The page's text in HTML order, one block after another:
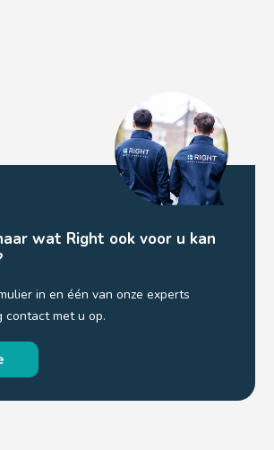
wat Right ook voor u kan
in en één van onze experts
contact met u op.